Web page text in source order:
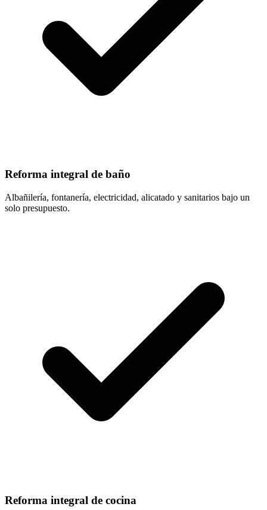
Reforma integral de baño
Albañilería, fontanería, electricidad, alicatado y sanitarios bajo un
solo presupuesto.
Reforma integral de cocina